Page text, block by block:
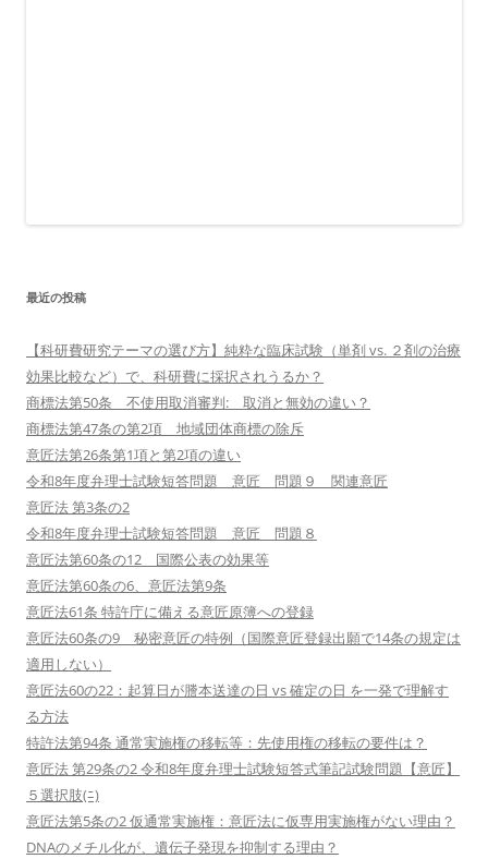
最近の投稿
【科研費研究テーマの選び方】純粋な臨床試験（単剤 vs. ２剤の治療
効果比較など）で、科研費に採択されうるか？
商標法第50条 不使用取消審判: 取消と無効の違い？
商標法第47条の第2項 地域団体商標の除斥
意匠法第26条第1項と第2項の違い
令和8年度弁理士試験短答問題 意匠 問題９ 関連意匠
意匠法 第3条の2
令和8年度弁理士試験短答問題 意匠 問題８
意匠法第60条の12 国際公表の効果等
意匠法第60条の6、意匠法第9条
意匠法61条 特許庁に備える意匠原簿への登録
意匠法60条の9 秘密意匠の特例（国際意匠登録出願で14条の規定は
適用しない）
意匠法60の22：起算日が謄本送達の日 vs 確定の日 を一発で理解す
る方法
特許法第94条 通常実施権の移転等：先使用権の移転の要件は？
意匠法 第29条の2 令和8年度弁理士試験短答式筆記試験問題【意匠】
５選択肢(ﾆ)
意匠法第5条の2 仮通常実施権：意匠法に仮専用実施権がない理由？
DNAのメチル化が、遺伝子発現を抑制する理由？